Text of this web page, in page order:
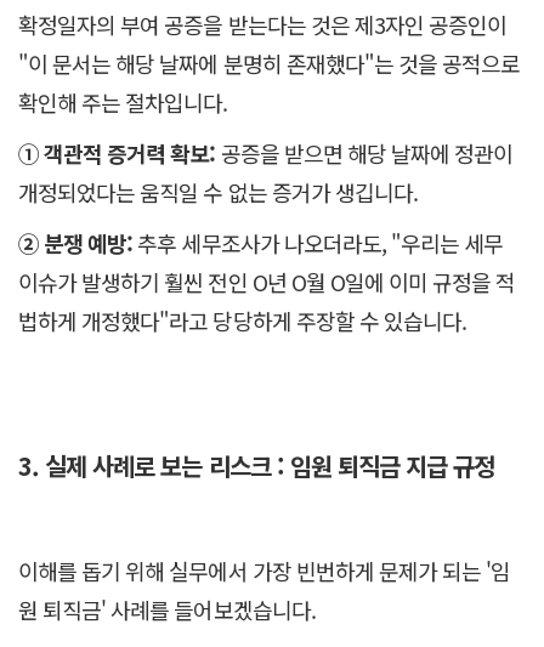
확정일자의 부여 공증을 받는다는 것은 제3자인 공증인이
"이 문서는 해당 날짜에 분명히 존재했다"는 것을 공적으로
확인해 주는 절차입니다.
① 객관적 증거력 확보: 공증을 받으면 해당 날짜에 정관이
개정되었다는 움직일 수 없는 증거가 생깁니다.
② 분쟁 예방:추후 세무조사가 나오더라도, "우리는 세무
이슈가 발생하기 훨씬 전인 O년 O월 O일에 이미 규정을 적
법하게 개정했다"라고 당당하게 주장할 수 있습니다.
3. 실제 사례로 보는 리스크 : 임원 퇴직금 지급 규정
이해를 돕기 위해 실무에서 가장 빈번하게 문제가 되는 '임
원 퇴직금' 사례를 들어보겠습니다.